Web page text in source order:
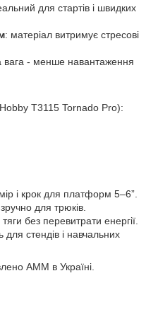
для стартів і швидких
: матеріал витримує стресові
- менше навантаження
T3115 Tornado Pro):
і крок для платформ 5–6”.
для трюків.
без перевитрати енергії.
стендів і навчальних
AMM в Україні.